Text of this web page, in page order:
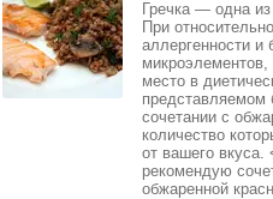
Гречка — одна
При
аллергенности и
микроэлементов,
место в
представляемом
сочетании с
количество
от вашего вкуса.
рекомендую
обжаренной